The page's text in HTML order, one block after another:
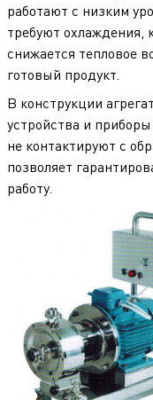
работают с низким
требуют охлаждения,
снижается тепловое
готовый продукт.
В конструкции
устройства и
не контактируют с
позволяет
работу.